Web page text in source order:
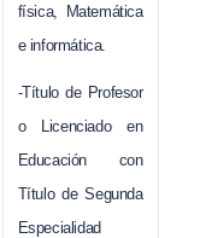
física, Matemática
e informática.
-Título de Profesor
o Licenciado en
Educación con
Título de Segunda
Especialidad